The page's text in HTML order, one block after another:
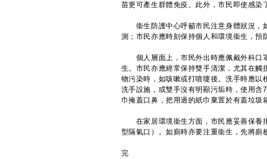
苗更可產生群體免疫。此外，市民即使感染
衞生防護中心呼籲市民注意身體狀況，
測；市民亦應時刻保持個人和環境衞生，預
個人層面上，市民外出時應佩戴外科口
生。市民亦應經常保持雙手清潔，尤其在
物污染時，如咳嗽或打噴嚏後。洗手時應
洗手設施，或雙手沒有明顯污垢時，使用
巾掩蓋口鼻，把用過的紙巾棄置於有蓋垃圾
在家居環境衞生方面，市民應妥善保養
型隔氣口）。如廁時亦要注重衞生，先將廁
完